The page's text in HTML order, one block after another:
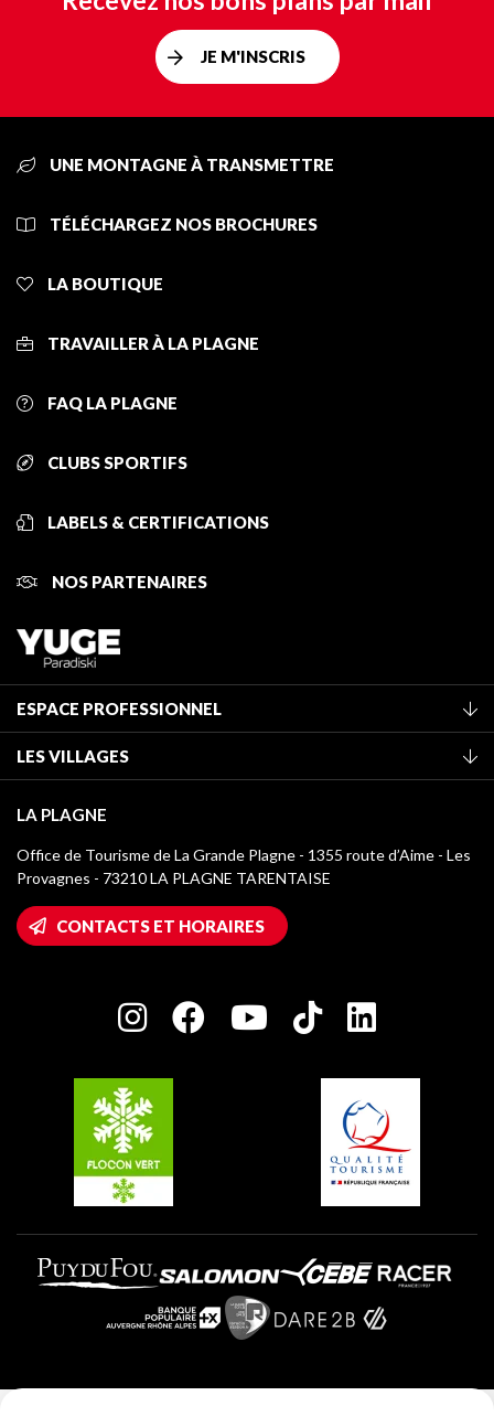
JE M'INSCRIS
UNE MONTAGNE À TRANSMETTRE
TÉLÉCHARGEZ NOS BROCHURES
LA BOUTIQUE
TRAVAILLER À LA PLAGNE
FAQ LA PLAGNE
CLUBS SPORTIFS
LABELS & CERTIFICATIONS
NOS PARTENAIRES
ESPACE PROFESSIONNEL
Classement des meublés
Taxe de séjour
Médiathèque
Logos La Plagne
Accès Wifi
Maison des Propriétaires
Charte des Acteurs Engagés
LES VILLAGES
Champagny-en-Vanoise
Montchavin - Les Coches
Plagne 1800
Plagne Villages
Plagne Aime 2000
LA PLAGNE
Office de Tourisme de La Grande Plagne - 1355 route d’Aime - Les
Provagnes - 73210 LA PLAGNE TARENTAISE
CONTACTS ET HORAIRES